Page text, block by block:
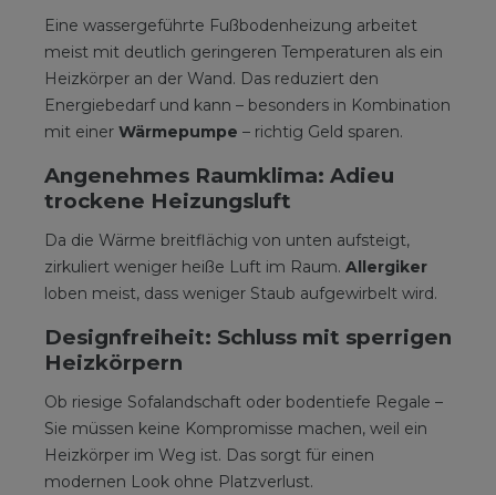
Eine wassergeführte Fußbodenheizung arbeitet
meist mit deutlich geringeren Temperaturen als ein
Heizkörper an der Wand. Das reduziert den
Energiebedarf und kann – besonders in Kombination
mit einer Wärmepumpe – richtig Geld sparen.
Angenehmes Raumklima: Adieu
trockene Heizungsluft
Da die Wärme breitflächig von unten aufsteigt,
zirkuliert weniger heiße Luft im Raum. Allergiker
loben meist, dass weniger Staub aufgewirbelt wird.
Designfreiheit: Schluss mit sperrigen
Heizkörpern
Ob riesige Sofalandschaft oder bodentiefe Regale –
Sie müssen keine Kompromisse machen, weil ein
Heizkörper im Weg ist. Das sorgt für einen
modernen Look ohne Platzverlust.